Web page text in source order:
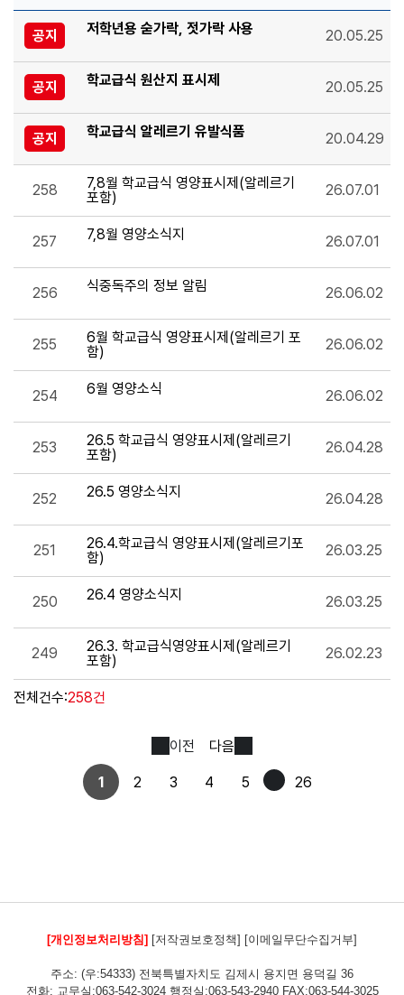
[개인정보처리방침] [저작권보호정책] [이메일무단수집거부]
주소: (우:54333) 전북특별자치도 김제시 용지면 용덕길 36
전화: 교무실:063-542-3024 행정실:063-543-2940 FAX:063-544-3025